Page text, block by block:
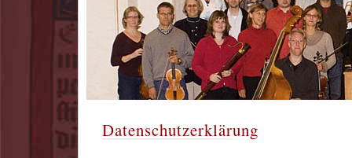
Datenschutzerklärung